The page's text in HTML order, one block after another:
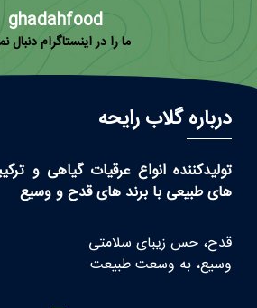
ghadahfood
ما را در اینستاگرام دنبال
درباره گلاب رایحه
تولیدکننده انواع عرقیات گیاهی و
های طبیعی با برند های قدح و وسیع
قدح، حس زیبای سلامتی
وسیع، به وسعت طبیعت